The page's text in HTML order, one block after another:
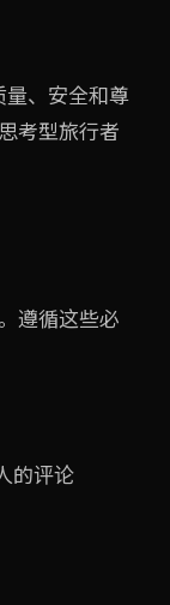
量、安全和尊
考型旅行者
遵循这些必
的评论